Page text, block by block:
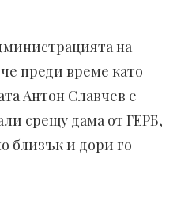
на
преди време като
Антон Славчев е
срещу дама от ГЕРБ,
близък и дори го